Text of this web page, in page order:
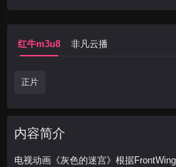
部。在坂下引
红牛m3u8 非凡云播
正片
内容简介
电视动画《灰色的迷宫》根据